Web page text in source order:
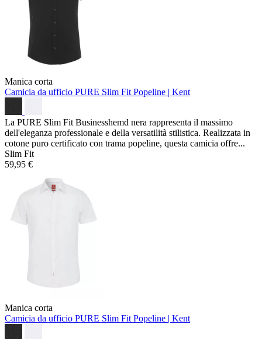
Manica corta
Camicia da ufficio PURE Slim Fit Popeline | Kent
La PURE Slim Fit Businesshemd nera rappresenta il massimo
dell'eleganza professionale e della versatilità stilistica. Realizzata in
cotone puro certificato con trama popeline, questa camicia offre...
Slim Fit
59,95 €
Manica corta
Camicia da ufficio PURE Slim Fit Popeline | Kent